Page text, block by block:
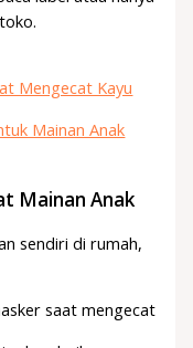
Mengecat Kayu
Mainan Anak
Mainan Anak
sendiri di rumah,
saat mengecat